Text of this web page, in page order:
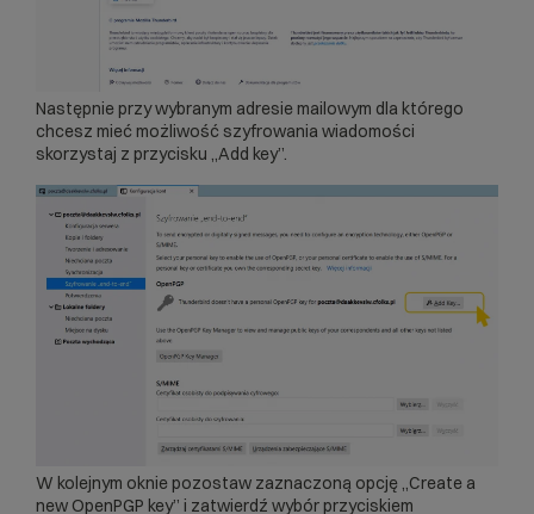
Następnie przy wybranym adresie mailowym dla którego
chcesz mieć możliwość szyfrowania wiadomości
skorzystaj z przycisku „Add key”.
W kolejnym oknie pozostaw zaznaczoną opcję „Create a
new OpenPGP key” i zatwierdź wybór przyciskiem